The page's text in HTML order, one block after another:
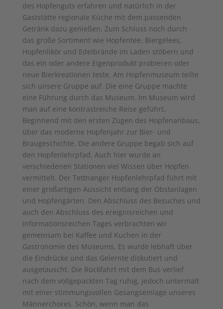
des Hopfenguts erfahren und natürlich in der
Gaststätte regionale Küche mit dem passenden
Getränk dazu genießen. Zum Schluss noch durch
das große Sortiment wie Hopfentee, Biergelees,
Hopfenlikör und Edelbrände im Laden stöbern und
das ein oder andere Eigenprodukt probieren oder
neue Bierkreationen teste. Am Hopfenmuseum teilte
sich unsere Gruppe auf. Die eine Gruppe machte
eine Führung durch das Museum. Im Museum wird
man auf eine kontrastreiche Reise geführt.
Beginnend mit den ersten Zügen des Hopfenanbaus,
über das moderne Hopfenjahr zur Bier- und
Braugeschichte. Die andere Gruppe begab sich auf
den Hopfenlehrpfad. Auch hier wurde an
verschiedenen Stationen viel Wissen über Hopfen
vermittelt. Der Tettnanger Hopfenlehrpfad führt mit
einer großartigen Aussicht entlang der Obstanlagen
und Hopfengärten. Den Abschluss des Besuches und
auch den Abschluss des ereignisreichen und
informationsreichen Tages verbrachten wir
gemeinsam bei Kaffee und Kuchen in der
Gastronomie des Museums. Es wurde lebhaft über
die Eindrücke und das Gelernte diskutiert und
ausgetauscht. Die Rückfahrt mit dem Bus verlief
nach dem vollgepackten Tag ruhig, jedoch untermalt
mit einer stimmungsvollen Gesangseinlage unseres
Männerchores. Schön, wenn man das